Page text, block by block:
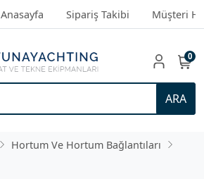
Anasayfa Sipariş Takibi Müşteri
ARA
0
Hortum Ve Hortum Bağlantıları